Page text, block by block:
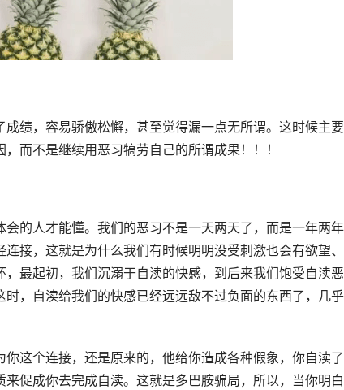
绩，容易骄傲松懈，甚至觉得漏一点无所谓。这时候主
而不是继续用恶习犒劳自己的所谓成果！！！
的人才能懂。我们的恶习不是一天两天了，而是一年两
接，这就是为什么我们有时候明明没受刺激也会有欲望
最起初，我们沉溺于自渎的快感，到后来我们饱受自渎恶
，自渎给我们的快感已经远远敌不过负面的东西了，几
这个连接，还是原来的，他给你造成各种假象，你自渎
促成你去完成自渎。这就是多巴胺骗局，所以，当你明白